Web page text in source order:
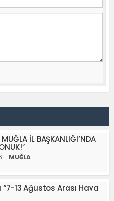
MUĞLA İL BAŞKANLIĞI’NDA
- MUĞLA
13 Ağustos Arası Hava